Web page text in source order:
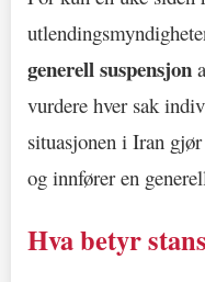
generell suspensjon
vurdere hver sak
situasjonen i Iran
og innfører en
Hva betyr